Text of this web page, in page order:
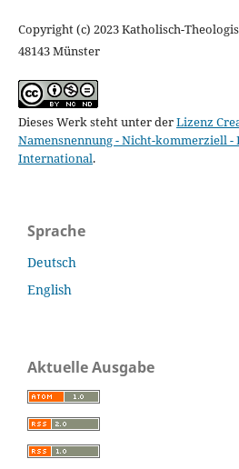
Copyright (c) 2023 Katholisch-
48143 Münster
Dieses Werk steht unter derLizenz
Namensnennung - Nicht-kommerziell -
International.
Sprache
Deutsch
English
Aktuelle Ausgabe